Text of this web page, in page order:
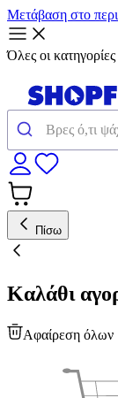
Μετάβαση στο
Όλες οι κατηγορίες
Πίσω
Καλάθι
Αφαίρεση όλων